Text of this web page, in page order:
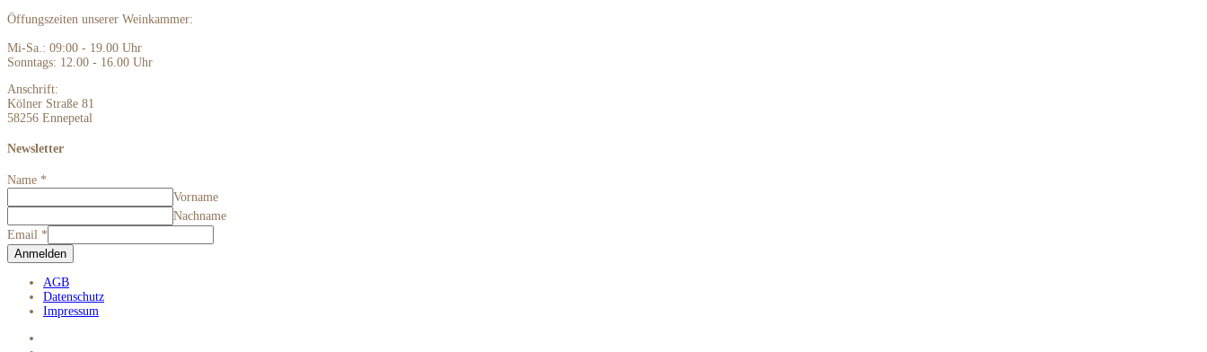
Öffungszeiten unserer Weinkammer:
Mi-Sa.: 09:00 - 19.00 Uhr
Sonntags: 12.00 - 16.00 Uhr
Anschrift:
Kölner Straße 81
58256 Ennepetal
Newsletter
Name *
Vorname
Nachname
Email *
Anmelden
AGB
Datenschutz
Impressum